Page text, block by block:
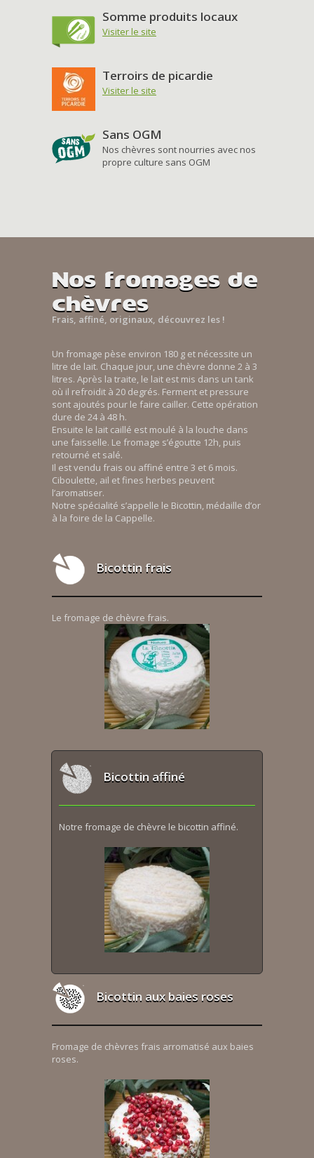
Somme produits locaux
Visiter le site
Terroirs de picardie
Visiter le site
Sans OGM
Nos chèvres sont nourries avec nos
propre culture sans OGM
Nos fromages de
chèvres
Frais, affiné, originaux, découvrez les !
Un fromage pèse environ 180 g et nécessite un
litre de lait. Chaque jour, une chèvre donne 2 à 3
litres. Après la traite, le lait est mis dans un tank
où il refroidit à 20 degrés. Ferment et pressure
sont ajoutés pour le faire cailler. Cette opération
dure de 24 à 48 h.
Ensuite le lait caillé est moulé à la louche dans
une faisselle. Le fromage s’égoutte 12h, puis
retourné et salé.
Il est vendu frais ou affiné entre 3 et 6 mois.
Ciboulette, ail et fines herbes peuvent
l’aromatiser.
Notre spécialité s’appelle le Bicottin, médaille d’or
à la foire de la Cappelle.
Bicottin frais
Le fromage de chèvre frais.
Bicottin affiné
Notre fromage de chèvre le bicottin affiné.
Bicottin aux baies roses
Fromage de chèvres frais arromatisé aux baies
roses.